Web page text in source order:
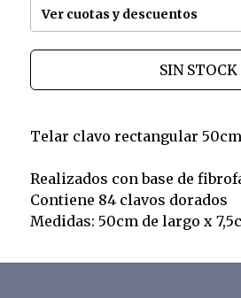
Ver cuotas y descuentos
SIN STOCK
Telar clavo rectangular 50cm
Realizados con base de
Contiene 84 clavos dorados
Medidas: 50cm de largo x